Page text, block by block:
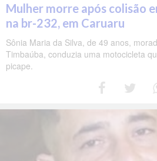
Mulher morre após colisão
na br-232, em Caruaru
Sônia Maria da Silva, de 49 anos,
Timbaúba, conduzia uma motocicleta
picape.